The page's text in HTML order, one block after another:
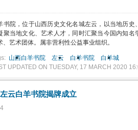
书院，位于山西历史文化名城左云，以当地历
聚当地文化、艺术人才，同时汇聚当今国内知
、艺术团体。属非营利性公益事业组织。
山西白羊书院 左云 白羊书院
白羊城
UPDATED ON TUESDAY, 17 MARCH 2020
云白羊书院揭牌成立